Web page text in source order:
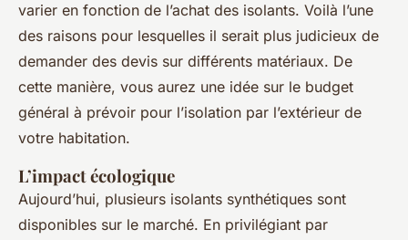
varier en fonction de l’achat des isolants. Voilà l’une
des raisons pour lesquelles il serait plus judicieux de
demander des devis sur différents matériaux. De
cette manière, vous aurez une idée sur le budget
général à prévoir pour l’isolation par l’extérieur de
votre habitation.
L’impact écologique
Aujourd’hui, plusieurs isolants synthétiques sont
disponibles sur le marché. En privilégiant par